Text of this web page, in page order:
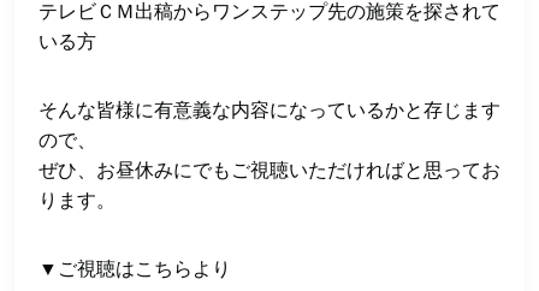
テレビＣＭ出稿からワンステップ先の施策を探されて
いる方
そんな皆様に有意義な内容になっているかと存じます
ので、
ぜひ、お昼休みにでもご視聴いただければと思ってお
ります。
▼ご視聴はこちらより